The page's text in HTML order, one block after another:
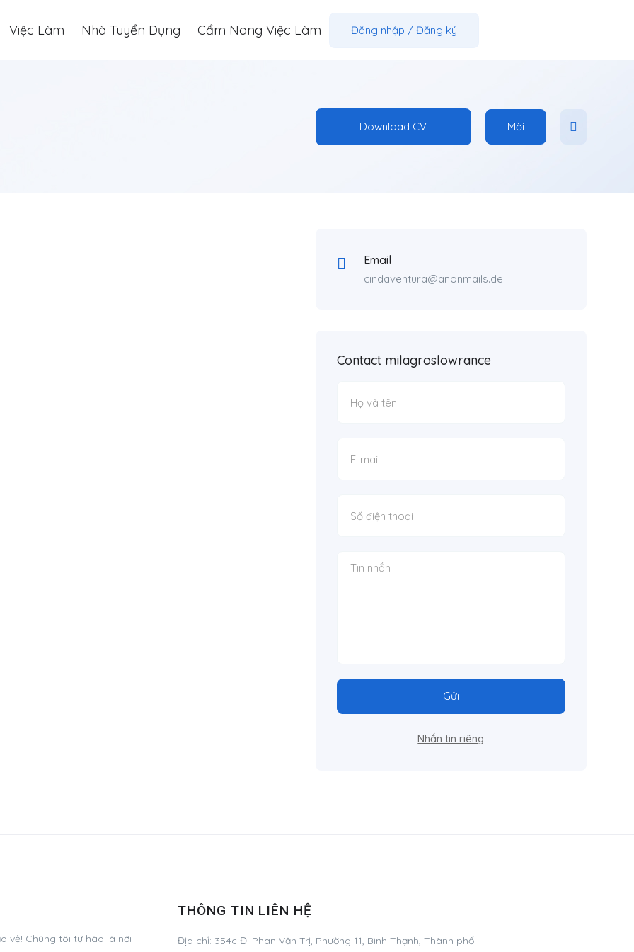
Việc Làm Nhà Tuyển Dụng Cẩm Nang Việc Làm Đăng nhập / Đăng ký
Download CV Mời
Email
cindaventura@anonmails.de
Contact milagroslowrance
Gửi
Nhắn tin riêng
vệ! Chúng tôi tự hào là nơi
THÔNG TIN LIÊN HỆ
Địa chỉ: 354c Đ. Phan Văn Trị, Phường 11, Bình Thạnh, Thành phố